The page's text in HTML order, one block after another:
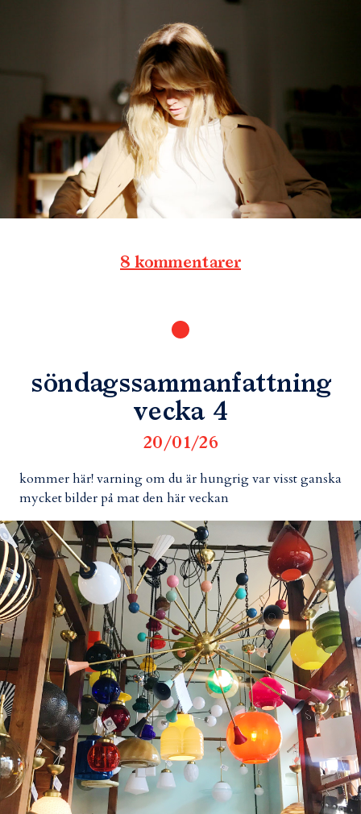
8 kommentarer
söndagssammanfattning
vecka 4
20/01/26
kommer här! varning om du är hungrig var visst ganska
mycket bilder på mat den här veckan